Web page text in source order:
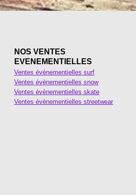
NOS VENTES
EVENEMENTIELLES
Ventes évènementielles surf
Ventes évènementielles snow
Ventes évènementielles skate
Ventes évènementielles streetwear